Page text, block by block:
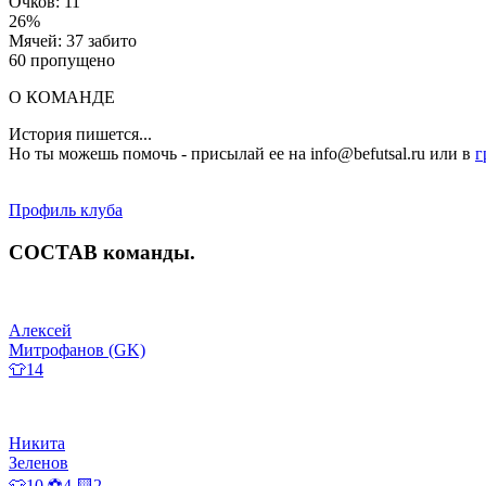
26%
Мячей: 37 забито
60 пропущено
О КОМАНДЕ
История пишется...
Но ты можешь помочь - присылай ее на info@befutsal.ru или в
Профиль клуба
СОСТАВ команды.
Алексей
Митрофанов (GK)
👕14
Никита
Зеленов